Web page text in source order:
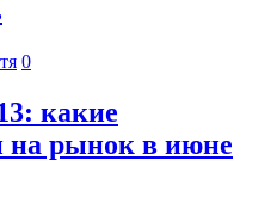
0
какие
рынок в июне